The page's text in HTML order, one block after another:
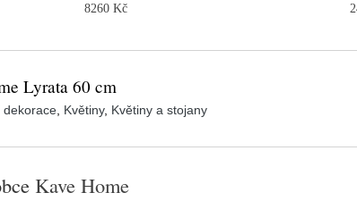
8260 Kč
Lyrata 60 cm
dekorace, Květiny, Květiny a stojany
Kave Home